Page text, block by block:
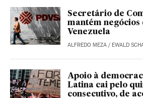
Secretário de
mantém negócios
Venezuela
ALFREDO MEZA / EWALD
Apoio à
Latina cai pelo
consecutivo, de